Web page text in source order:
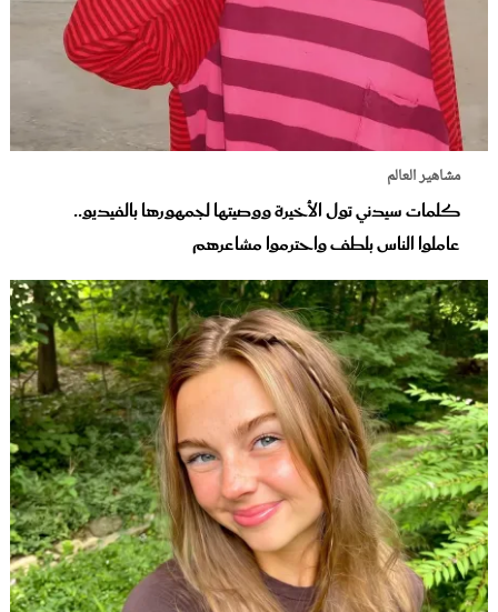
مشاهير العالم
كلمات سيدني تول الأخيرة ووصيتها لجمهورها بالفيديو..
عاملوا الناس بلطف واحترموا مشاعرهم